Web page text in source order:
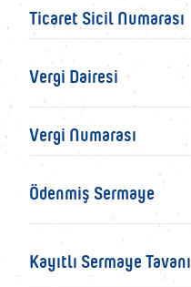
Ticaret Sicil Numarası
Vergi Dairesi
Vergi Numarası
Ödenmiş Sermaye
Kayıtlı Sermaye Tavanı